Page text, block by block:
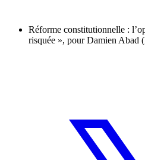
Réforme constitutionnelle :
risquée », pour Damien Abad